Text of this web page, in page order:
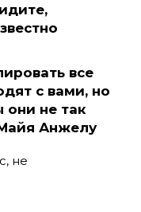
все
с вами, но
они не так
Анжелу
не